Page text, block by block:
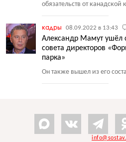
обязательств от канадской
кадры 08.09.2022 в 13:43
Александр Мамут ушёл
совета директоров
парка»
Он также вышел из его